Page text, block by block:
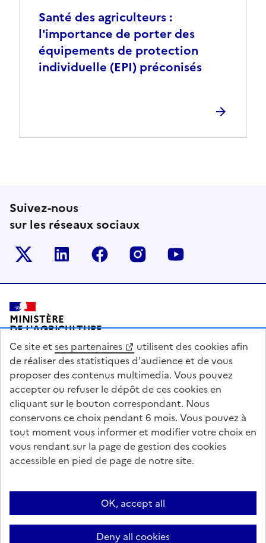
Santé des agriculteurs :
l'importance de porter des
équipements de protection
individuelle (EPI) préconisés
Suivez-nous
sur les réseaux sociaux
Le ministère sur Twitter
Le ministère sur LinkedIn
Le ministère sur Facebook
Le ministère sur
Pied de page
MINISTÈRE
DE L'AGRICULTURE
DE L'AGRO-ALIMENTAIRE
ET DE LA SOUVERAINETÉ
ALIMENTAIRE
legifrance.gouv.fr
info.gouv.fr
service-public.gouv.fr
data.gouv.fr
Questions fréquentes / Contacts
Informations publiques
Mentions légales
Archives presse English contents
Cookies
Ce site et ses partenaires
utilisent des cookies afin
de réaliser des statistiques d'audience et de vous
proposer des contenus multimedia. Vous pouvez
accepter ou refuser le dépôt de ces cookies en
cliquant sur le bouton correspondant. Nous
conservons ce choix pendant 6 mois. Vous pouvez à
tout moment vous informer et modifier votre choix en
vous rendant sur la page de gestion des cookies
accessible en pied de page de notre site.
OK, accept all
Deny all cookies